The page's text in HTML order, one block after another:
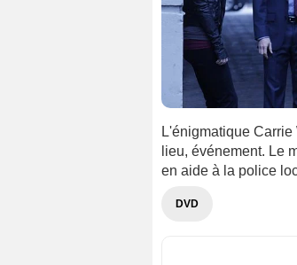
L'énigmatique
lieu, événement. Le
en aide à la police
DVD